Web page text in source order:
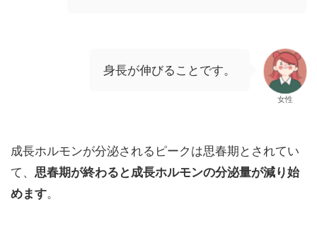
身長が伸びることです。
女性
成長ホルモンが分泌されるピークは思春期とされてい
て、 思春期が終わると成長ホルモンの分泌量が減り始
めます。